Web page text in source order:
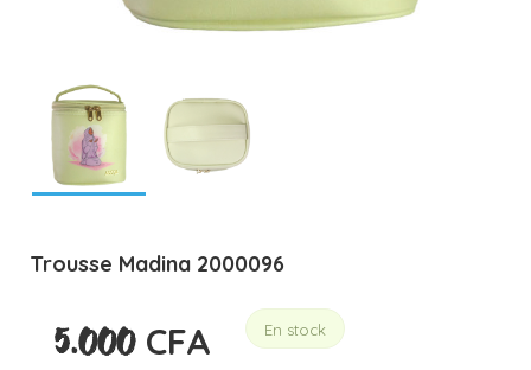
Trousse Madina 2000096
5.000 CFA En stock